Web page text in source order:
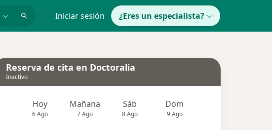
Iniciar sesión ¿Eres un especialista?
Reserva de cita en Doctoralia
Inactivo
Hoy
6 Ago
Mañana
7 Ago
Sáb
8 Ago
Dom
9 Ago